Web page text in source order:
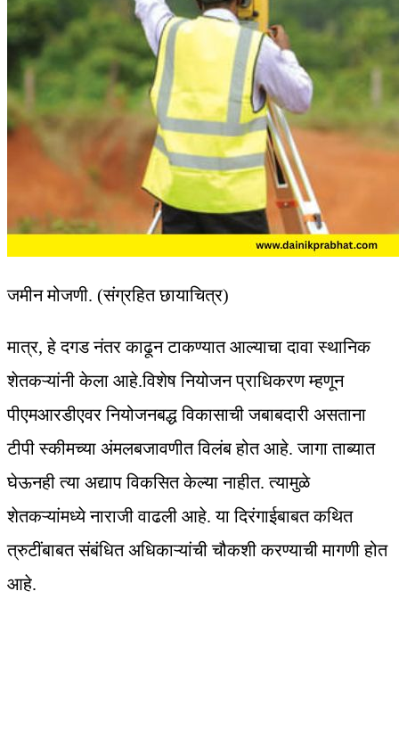
जमीन मोजणी. (संग्रहित छायाचित्र)
मात्र, हे दगड नंतर काढून टाकण्यात आल्याचा दावा स्थानिक
शेतकऱ्यांनी केला आहे.विशेष नियोजन प्राधिकरण म्हणून
पीएमआरडीएवर नियोजनबद्ध विकासाची जबाबदारी असताना
टीपी स्कीमच्या अंमलबजावणीत विलंब होत आहे. जागा ताब्यात
घेऊनही त्या अद्याप विकसित केल्या नाहीत. त्‍यामुळे
शेतकऱ्यांमध्ये नाराजी वाढली आहे. या दिरंगाईबाबत कथित
त्रुटींबाबत संबंधित अधिकाऱ्यांची चौकशी करण्याची मागणी होत
आहे.